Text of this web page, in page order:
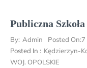
Publiczna
By: Admin Posted On:7
Posted In : Kędzierzyn-
WOJ. OPOLSKIE